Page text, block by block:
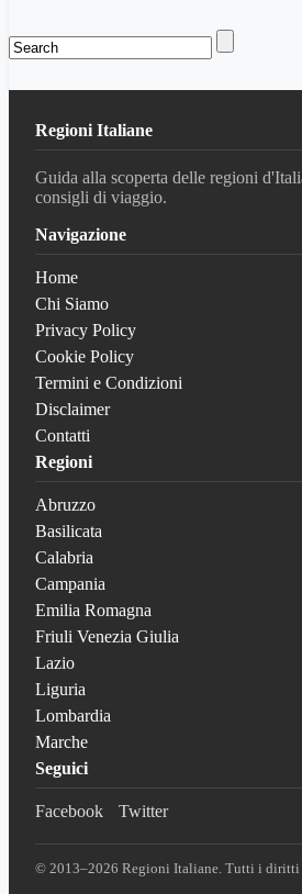
Regioni Italiane
Guida alla scoperta delle regioni
consigli di viaggio.
Navigazione
Home
Chi Siamo
Privacy Policy
Cookie Policy
Termini e Condizioni
Disclaimer
Contatti
Regioni
Abruzzo
Basilicata
Calabria
Campania
Emilia Romagna
Friuli Venezia Giulia
Lazio
Liguria
Lombardia
Marche
Seguici
Facebook Twitter
© 2013–2026 Regioni Italiane. Tutti i diritti